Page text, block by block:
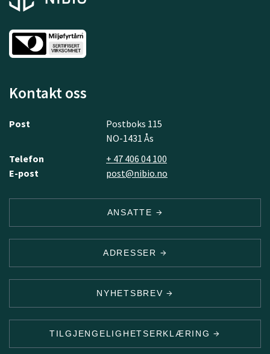
Kontakt oss
Post
Postboks 115
NO-1431 Ås
Telefon
+ 47 406 04 100
E-post
post@nibio.no
ANSATTE
ADRESSER
NYHETSBREV
TILGJENGELIGHETSERKLÆRING